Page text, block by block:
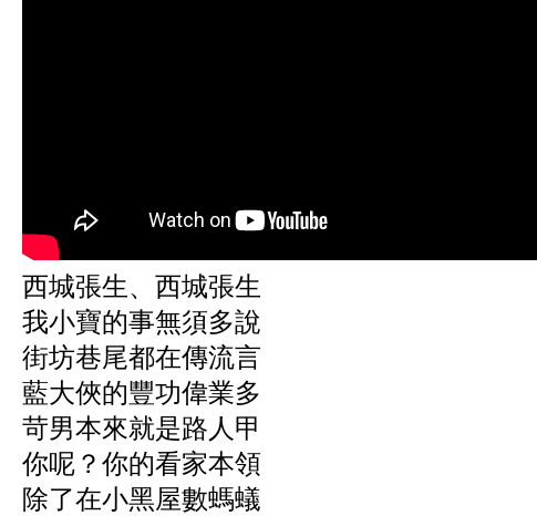
西城張生、西城張生
我小寶的事無須多說
街坊巷尾都在傳流言
藍大俠的豐功偉業多
苛男本來就是路人甲
你呢？你的看家本領
除了在小黑屋數螞蟻